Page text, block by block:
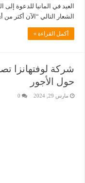
العيد في المانيا للدعوة إلى
الشعار التالي “الآن أكثر
أكمل القراءة »
شركة لوفتهانزا
حول الأجور
مارس 29, 2024 0